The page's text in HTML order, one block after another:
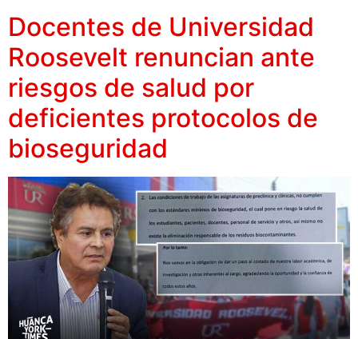
Docentes de Universidad
Roosevelt renuncian ante
riesgos de salud por
deficientes protocolos de
bioseguridad